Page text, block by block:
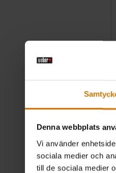
Denna webbplats
Vi använder
sociala medier och
till de sociala medier